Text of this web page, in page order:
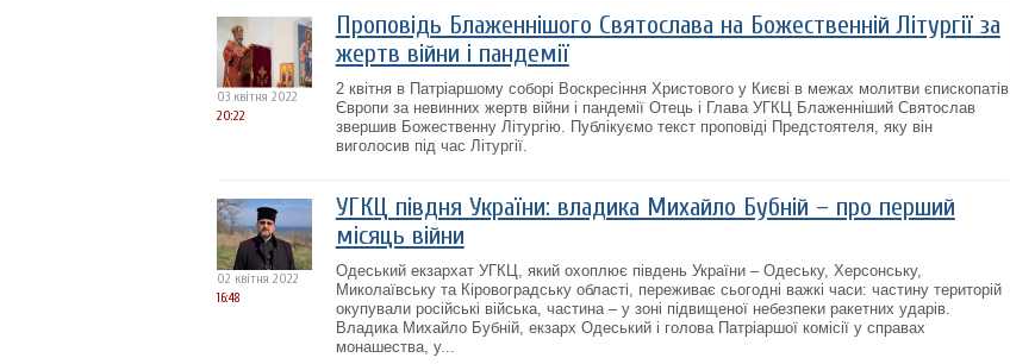
03 квітня 2022
20:22
Проповідь Блаженнішого Святослава на Божественній Літургії за
жертв війни і пандемії
2 квітня в Патріаршому соборі Воскресіння Христового у Києві в межах молитви єпископатів
Європи за невинних жертв війни і пандемії Отець і Глава УГКЦ Блаженніший Святослав
звершив Божественну Літургію. Публікуємо текст проповіді Предстоятеля, яку він
виголосив під час Літургії.
02 квітня 2022
16:48
УГКЦ півдня України: владика Михайло Бубній – про перший
місяць війни
Одеський екзархат УГКЦ, який охоплює південь України – Одеську, Херсонську,
Миколаївську та Кіровоградську області, переживає сьогодні важкі часи: частину територій
окупували російські війська, частина – у зоні підвищеної небезпеки ракетних ударів.
Владика Михайло Бубній, екзарх Одеський і голова Патріаршої комісії у справах
монашества, у...